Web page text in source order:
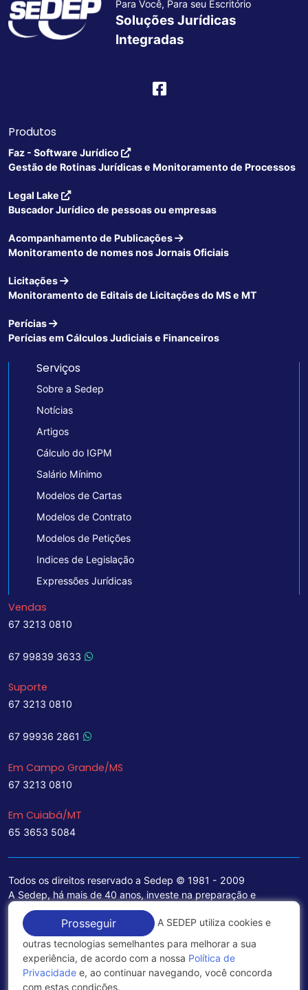
Para Você, Para seu Escritório
Soluções Jurídicas
Integradas
Produtos
Faz - Software Jurídico
Gestão de Rotinas Jurídicas e Monitoramento de Processos
Legal Lake
Buscador Jurídico de pessoas ou empresas
Acompanhamento de Publicações
Monitoramento de nomes nos Jornais Oficiais
Licitações
Monitoramento de Editais de Licitações do MS e MT
Perícias
Perícias em Cálculos Judiciais e Financeiros
Serviços
Sobre a Sedep
Notícias
Artigos
Cálculo do IGPM
Salário Mínimo
Modelos de Cartas
Modelos de Contrato
Modelos de Petições
Indices de Legislação
Expressões Jurídicas
Vendas
67 3213 0810
67 99839 3633
Suporte
67 3213 0810
67 99936 2861
Em Campo Grande/MS
67 3213 0810
Em Cuiabá/MT
65 3653 5084
Todos os direitos reservado a Sedep © 1981 - 2009
A Sedep, há mais de 40 anos, investe na preparação e
treinamento de funcionários e na aquisição de tecnologia de
ponta para a ampliação de seu portfólio de serviços voltados
para a área jurídica, que contemplam informações seguras e
excelentes soluções empresariais.
Política de Privacidade
Prosseguir
A SEDEP utiliza cookies e
outras tecnologias semelhantes para melhorar a sua
experiência, de acordo com a nossa Política de
Privacidade e, ao continuar navegando, você concorda
com estas condições.